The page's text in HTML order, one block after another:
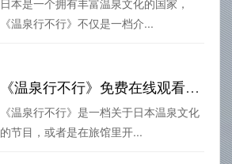
日本是一个拥有丰富温泉文化的国家，
《温泉行不行》不仅是一档介...
《温泉行不行》免费在线观看，跟着美女大叔享受快乐之旅
《温泉行不行》是一档关于日本温泉文化
的节目，或者是在旅馆里开...